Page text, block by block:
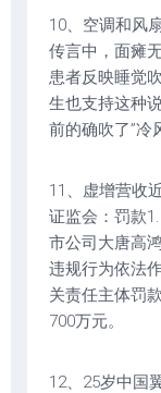
10、空调和风
传言中，面瘫
患者反映睡觉
生也支持这种
前的确吹了”冷
11、虚增营收
证监会：罚款
市公司大唐高
违规行为依法
关责任主体罚
700万元。
12、25岁中国